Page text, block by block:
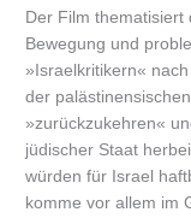
Der Film thematisiert
Bewegung und
»Israelkritikern«
der
»zurückzukehren«
jüdischer Staat
würden für Israel
komme vor allem im